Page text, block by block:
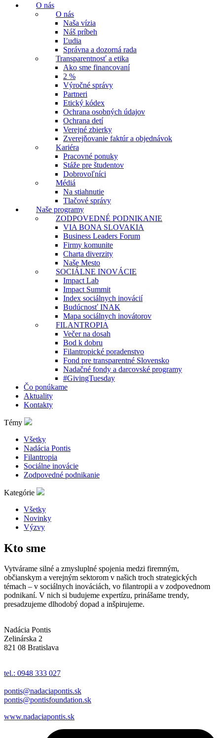
O nás
O nás
Naša vízia
Náš príbeh
Ľudia
Správna a dozorná rada
Transparentnosť a etika
Ako sme financovaní
2 %
Výročné správy
Partneri
Etický kódex
Ochrana osobných údajov
Ochrana detí
Verejné zbierky
Zverejňovanie faktúr a objednávok
Kariéra
Pracovné ponuky
Stáže pre študentov
Dobrovoľníci
Médiá
Na stiahnutie
Tlačové správy
Naše programy
ZODPOVEDNÉ PODNIKANIE
VIA BONA SLOVAKIA
Business Leaders Forum
Firmy komunite
Charta diverzity
Naše Mesto
SOCIÁLNE INOVÁCIE
Impact Lab
Impact Summit
Index sociálnych inovácií
Budúcnosť INAK
Mapa sociálnych inovátorov
FILANTROPIA
Večer na dosah
Bod k dobru
Filantropické poradenstvo
Fond pre transparentné Slovensko
Nadačné fondy a darcovské programy
#GivingTuesday
Čo ponúkame
Aktuality
Kontakty
Témy
Všetky
Nadácia Pontis
Filantropia
Sociálne inovácie
Zodpovedné podnikanie
Kategórie
Všetky
Novinky
Výzvy
Kto sme
Vytvárame silné a zmysluplné spojenia medzi firemným,
občianskym a verejným sektorom v našich troch strategických
témach – v sociálnych inováciách, vo filantropii a v zodpovednom
podnikaní. V nich si budujeme expertízu, prinášame trendy,
presadzujeme dlhodobý dopad a inšpirujeme.
Nadácia Pontis
Zelinárska 2
821 08 Bratislava
tel.: 0948 333 027
pontis@nadaciapontis.sk
pontis@pontisfoundation.sk
www.nadaciapontis.sk